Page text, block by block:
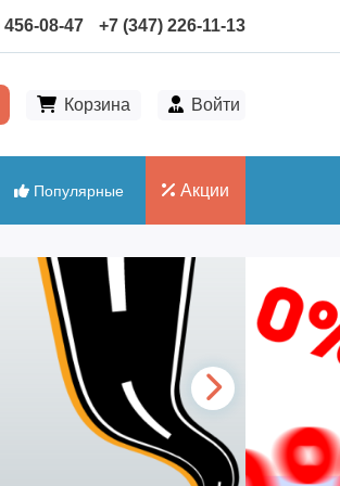
456-08-47 +7 (347) 226-11-13
Корзина Войти
Популярные Акции